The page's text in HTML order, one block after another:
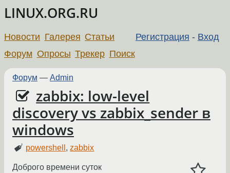
LINUX.ORG.RU
Регистрация - Вход
Новости Галерея Статьи
Форум Опросы Трекер Поиск
Форум — Admin
zabbix: low-level
discovery vs zabbix_sender в
windows
powershell ,zabbix
Доброго времени суток